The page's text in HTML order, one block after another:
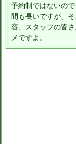
予約制ではないの
間も長いですが、
容、スタッフの皆
メですよ。